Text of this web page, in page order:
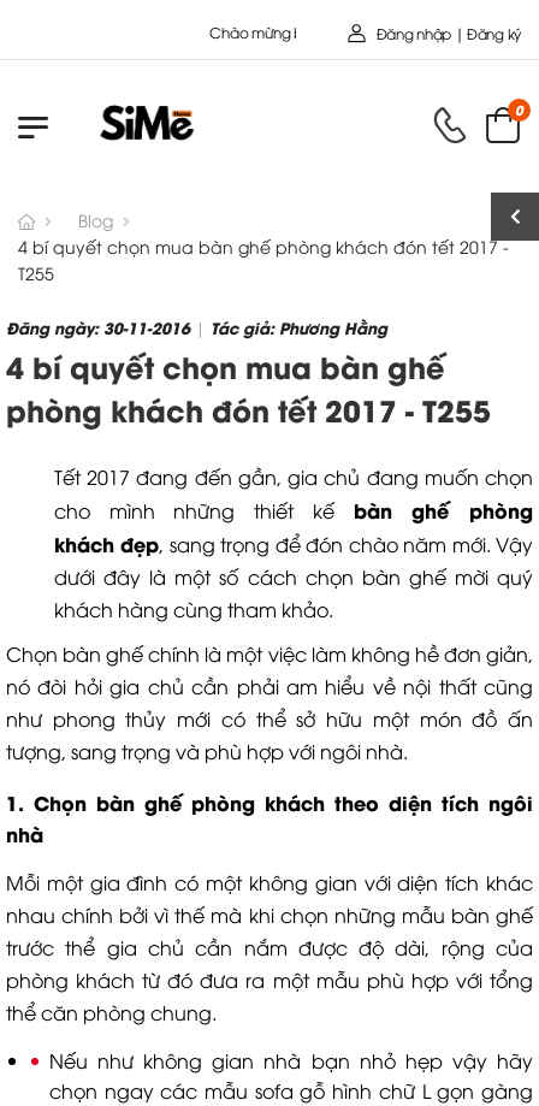
Chào mừng bạn đến với Nội Thất Toàn Cầu - Công ty cổ
Đăng nhập | Đăng ký
0
Blog
4 bí quyết chọn mua bàn ghế phòng khách đón tết 2017 -
T255
Đăng ngày: 30-11-2016| Tác giả: Phương Hằng
4 bí quyết chọn mua bàn ghế
phòng khách đón tết 2017 - T255
Tết 2017 đang đến gần, gia chủ đang muốn chọn
cho mình những thiết kế bàn ghế phòng
kháchđẹp, sang trọng để đón chào năm mới. Vậy
dưới đây là một số cách chọn bàn ghế mời quý
khách hàng cùng tham khảo.
Chọn bàn ghế chính là một việc làm không hề đơn giản,
nó đòi hỏi gia chủ cần phải am hiểu về nội thất cũng
như phong thủy mới có thể sở hữu một món đồ ấn
tượng, sang trọng và phù hợp với ngôi nhà.
1. Chọn bàn ghế phòng khách theo diện tích ngôi
nhà
Mỗi một gia đình có một không gian với diện tích khác
nhau chính bởi vì thế mà khi chọn những mẫu bàn ghế
trước thể gia chủ cần nắm được độ dài, rộng của
phòng khách từ đó đưa ra một mẫu phù hợp với tổng
thể căn phòng chung.
Nếu như không gian nhà bạn nhỏ hẹp vậy hãy
chọn ngay các mẫu sofa gỗ hình chữ L gọn gàng